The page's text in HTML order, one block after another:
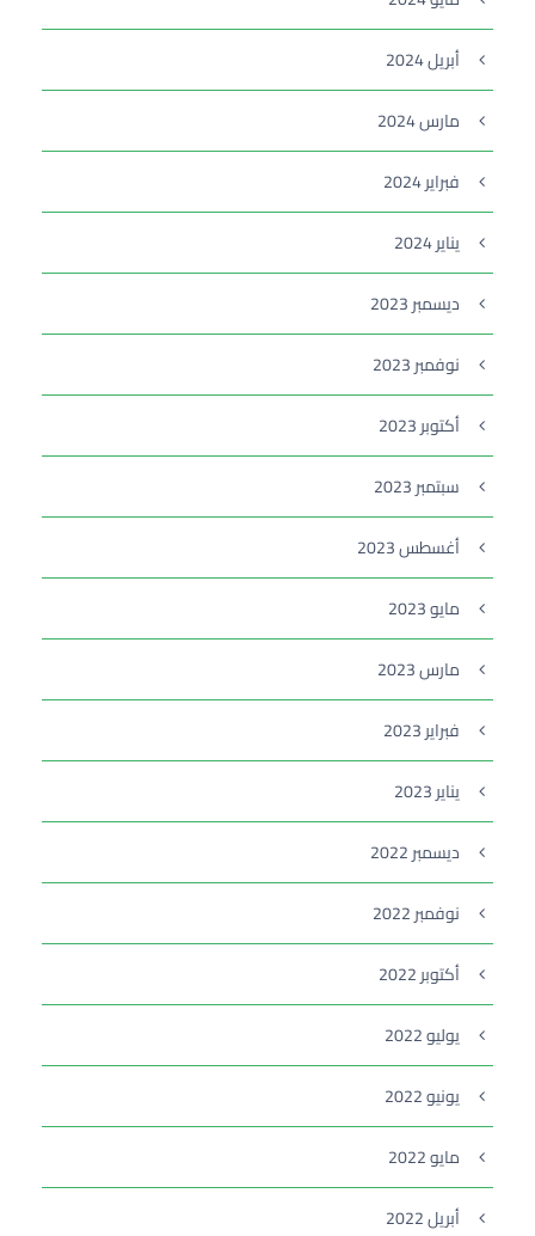
أبريل 2024
مارس 2024
فبراير 2024
يناير 2024
ديسمبر 2023
نوفمبر 2023
أكتوبر 2023
سبتمبر 2023
أغسطس 2023
مايو 2023
مارس 2023
فبراير 2023
يناير 2023
ديسمبر 2022
نوفمبر 2022
أكتوبر 2022
يوليو 2022
يونيو 2022
مايو 2022
أبريل 2022